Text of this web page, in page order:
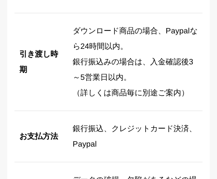
引き渡し時
期
ダウンロード商品の場合、Paypalな
ら24時間以内。
銀行振込みの場合は、入金確認後3
～5営業日以内。
（詳しくは商品毎に別途ご案内）
お支払方法
銀行振込、クレジットカード決済、
Paypal